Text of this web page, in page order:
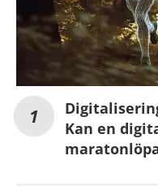
Kan en